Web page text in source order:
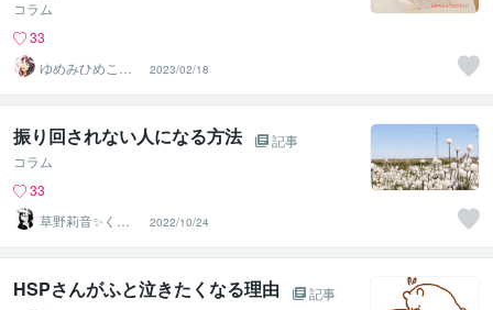
コラム
33
ゆめみひめこ☘
隣のひめこさん
2023/02/18
振り回されない人になる方法
記事
コラム
33
草野莉音✨くさ
のりお
2022/10/24
HSPさんがふと泣きたくなる理由
記事